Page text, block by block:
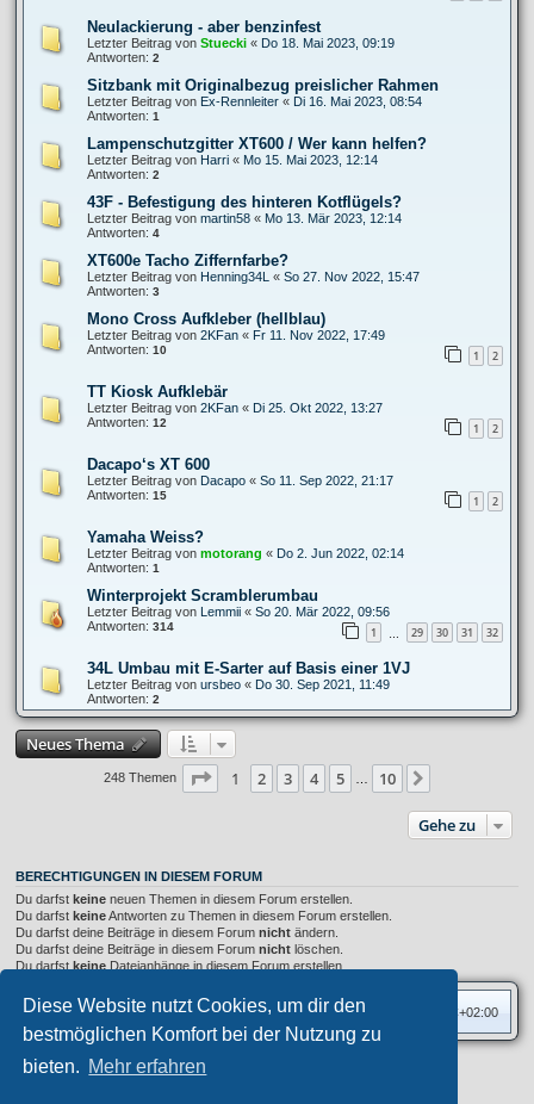
Diese Website nutzt Cookies, um dir den
bestmöglichen Komfort bei der Nutzung zu
bieten. Mehr erfahren
Neulackierung - aber benzinfest
Letzter Beitrag von Stuecki « Do 18. Mai 2023, 09:19
Antworten: 2
Sitzbank mit Originalbezug preislicher Rahmen
Letzter Beitrag von Ex-Rennleiter « Di 16. Mai 2023, 08:54
Antworten: 1
Lampenschutzgitter XT600 / Wer kann helfen?
Letzter Beitrag von Harri « Mo 15. Mai 2023, 12:14
Antworten: 2
43F - Befestigung des hinteren Kotflügels?
Letzter Beitrag von martin58 « Mo 13. Mär 2023, 12:14
Antworten: 4
XT600e Tacho Ziffernfarbe?
Letzter Beitrag von Henning34L « So 27. Nov 2022, 15:47
Antworten: 3
Mono Cross Aufkleber (hellblau)
Letzter Beitrag von 2KFan « Fr 11. Nov 2022, 17:49
Antworten: 10 1 2
TT Kiosk Aufklebär
Letzter Beitrag von 2KFan « Di 25. Okt 2022, 13:27
Antworten: 12 1 2
Dacapo‘s XT 600
Letzter Beitrag von Dacapo « So 11. Sep 2022, 21:17
Antworten: 15 1 2
Yamaha Weiss?
Letzter Beitrag von motorang « Do 2. Jun 2022, 02:14
Antworten: 1
Winterprojekt Scramblerumbau
Letzter Beitrag von Lemmii « So 20. Mär 2022, 09:56
Antworten: 314 1 … 29 30 31 32
34L Umbau mit E-Sarter auf Basis einer 1VJ
Letzter Beitrag von ursbeo « Do 30. Sep 2021, 11:49
Antworten: 2
Neues Thema
248 Themen Seite 1von 10
1 2 3 4 5 10
Gehe zu
BERECHTIGUNGEN IN DIESEM FORUM
Du darfst keine neuen Themen in diesem Forum erstellen.
Du darfst keineAntworten zu Themen in diesem Forum erstellen.
Du darfst deine Beiträge in diesem Forum nicht ändern.
Du darfst deine Beiträge in diesem Forum nicht löschen.
Du darfst keine Dateianhänge in diesem Forum erstellen.
Foren-Übersicht Alle Zeiten sind UTC+02:00
Privates Forum ©